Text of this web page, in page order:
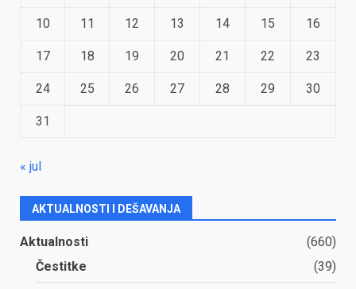
10 11 12 13 14 15 16
17 18 19 20 21 22 23
24 25 26 27 28 29 30
31
« jul
AKTUALNOSTI I DEŠAVANJA
Aktualnosti
(660)
Čestitke
(39)